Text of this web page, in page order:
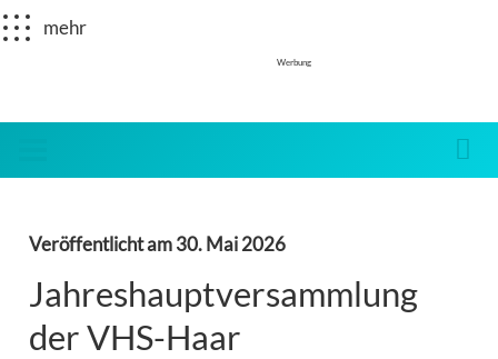
mehr
Werbung
Veröffentlicht am30. Mai 2026
Jahreshauptversammlung
der VHS-Haar